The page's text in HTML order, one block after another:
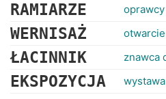
RAMIARZE oprawcy
WERNISAŻ
ŁACINNIK znawca
EKSPOZYCJA